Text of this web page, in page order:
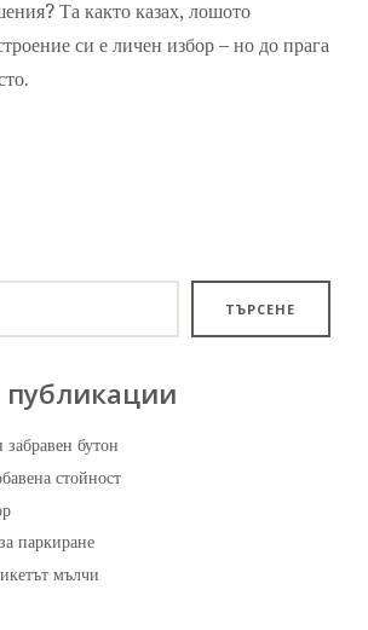
Та както казах, лошото
си е личен избор – но до прага
ТЪРСЕНЕ
бутон
стойност
паркиране
мълчи